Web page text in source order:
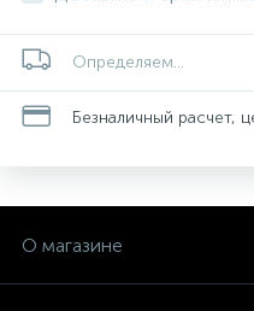
Определяем...
Безналичный расчет,
О магазине